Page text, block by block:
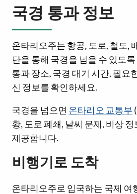
국경 통과 정보
온타리오주는 항공, 도로, 철도,
단을 통해 국경을 넘을 수 있도
통과 장소, 국경 대기 시간, 필요
신 정보를 확인하세요.
국경을 넘으면 온타리오 교통부
황, 도로 폐쇄, 날씨 문제, 비상
제공합니다.
비행기로 도착
온타리오주로 입국하는 국제 여